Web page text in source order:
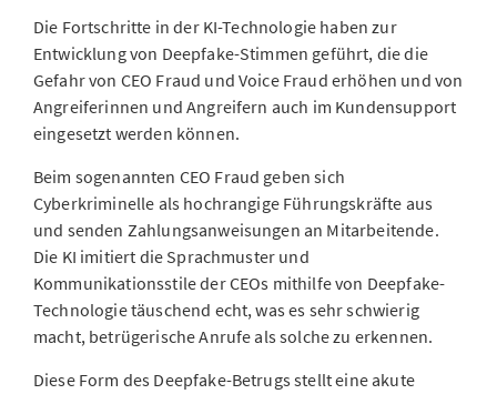
Die Fortschritte in der KI-Technologie haben zur
Entwicklung von Deepfake-Stimmen geführt, die die
Gefahr von CEO Fraud und Voice Fraud erhöhen und von
Angreiferinnen und Angreifern auch im Kundensupport
eingesetzt werden können.
Beim sogenannten CEO Fraud geben sich
Cyberkriminelle als hochrangige Führungskräfte aus
und senden Zahlungsanweisungen an Mitarbeitende.
Die KI imitiert die Sprachmuster und
Kommunikationsstile der CEOs mithilfe von Deepfake-
Technologie täuschend echt, was es sehr schwierig
macht, betrügerische Anrufe als solche zu erkennen.
Diese Form des Deepfake-Betrugs stellt eine akute